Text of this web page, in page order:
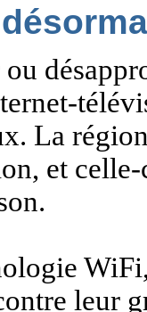
La
et
leur